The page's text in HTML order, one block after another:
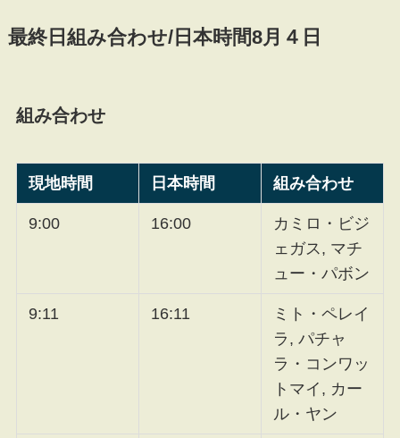
最終日組み合わせ/日本時間8月４日
組み合わせ
現地時間 日本時間 組み合わせ
9:00 16:00
カミロ・ビジ
ェガス, マチ
ュー・パボン
9:11 16:11
ミト・ペレイ
ラ, パチャ
ラ・コンワッ
トマイ, カー
ル・ヤン